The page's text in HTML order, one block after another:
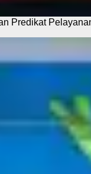
Predikat